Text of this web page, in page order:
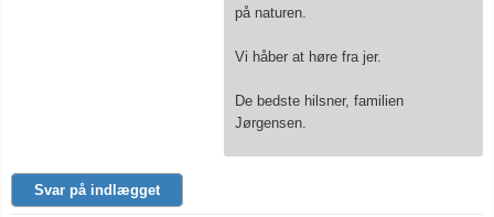
på naturen.
Vi håber at høre fra jer.
De bedste hilsner, familien
Jørgensen.
Svar på indlægget